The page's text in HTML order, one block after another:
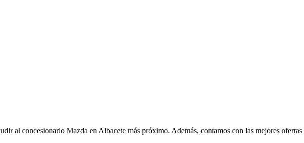
al concesionario Mazda en Albacete más próximo. Además, contamos con las mejores